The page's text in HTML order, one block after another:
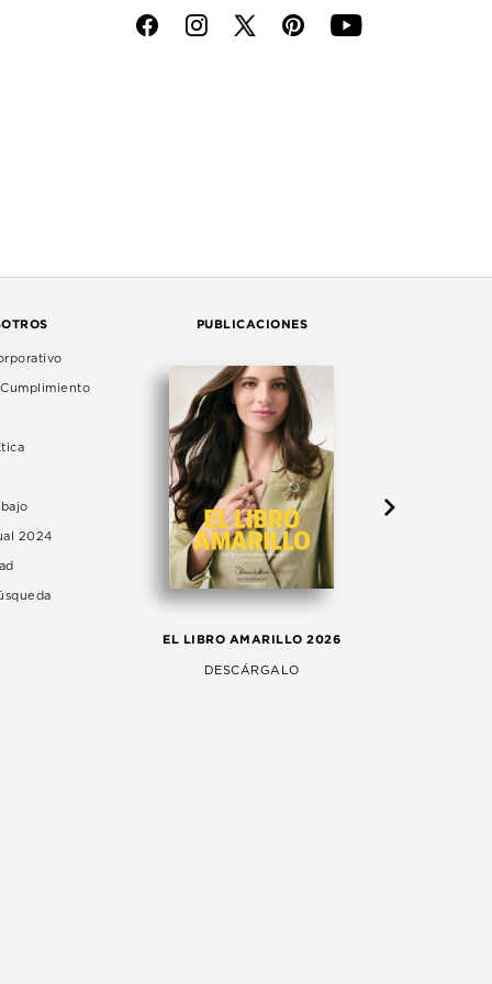
f i p y
2024
PUBLICACIONES
EL LIBRO AMARILLO 2026
DESCÁRGALO